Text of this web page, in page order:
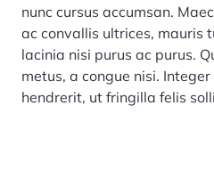
nunc cursus accumsan.
ac convallis ultrices, mauris
lacinia nisi purus ac purus.
metus, a congue nisi.
hendrerit, ut fringilla felis